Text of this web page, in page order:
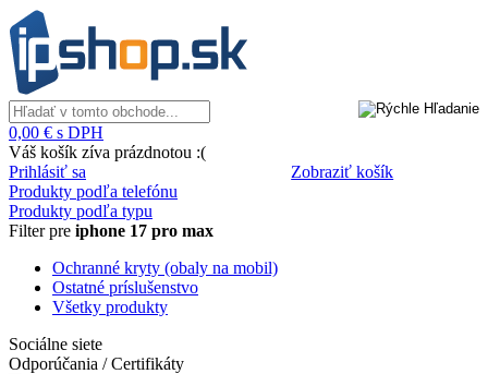
0,00 € s DPH
Váš košík zíva prázdnotou :(
Zobraziť košík
Prihlásiť sa
Produkty podľa telefónu
Produkty podľa typu
Filter pre iphone 17 pro max
Ochranné kryty (obaly na mobil)
Ostatné príslušenstvo
Všetky produkty
Sociálne siete
Odporúčania / Certifikáty